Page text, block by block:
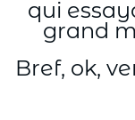
qui
grand
Bref, ok,